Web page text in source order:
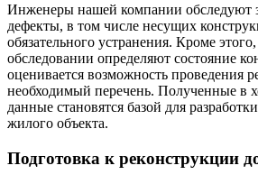
Инженеры нашей компании обследуют
дефекты, в том числе несущих
обязательного устранения. Кроме
обследовании определяют состояние
оценивается возможность проведения
необходимый перечень. Полученные в
данные становятся базой для
жилого объекта.
Подготовка к реконструкции